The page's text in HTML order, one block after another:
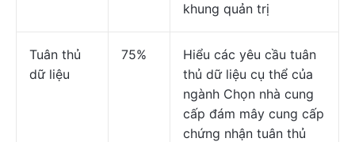
khung quản trị
Tuân thủ
dữ liệu
75%
Hiểu các yêu cầu tuân
thủ dữ liệu cụ thể của
ngành Chọn nhà cung
cấp đám mây cung cấp
chứng nhận tuân thủ